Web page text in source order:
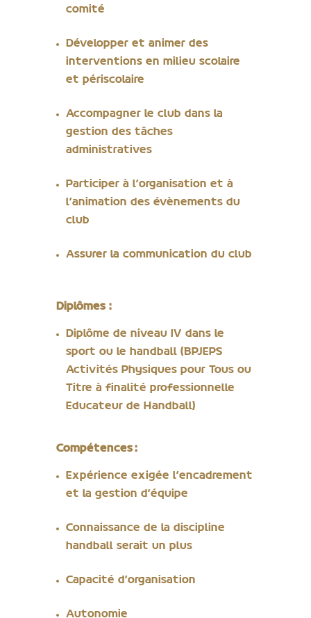
comité
Développer et animer des
interventions en milieu scolaire
et périscolaire
Accompagner le club dans la
gestion des tâches
administratives
Participer à l’organisation et à
l’animation des évènements du
club
Assurer la communication du club
Diplômes :
Diplôme de niveau IV dans le
sport ou le handball (BPJEPS
Activités Physiques pour Tous ou
Titre à finalité professionnelle
Educateur de Handball)
Compétences :
Expérience exigée l’encadrement
et la gestion d’équipe
Connaissance de la discipline
handball serait un plus
Capacité d’organisation
Autonomie